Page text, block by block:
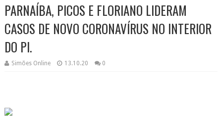
PARNAÍBA, PICOS E FLORIANO LIDERAM
CASOS DE NOVO CORONAVÍRUS NO INTERIOR
DO PI.
Simões Online 13.10.20 0